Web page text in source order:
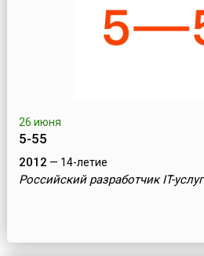
26 июня
5-55
2012 — 14-летие
Российский разработчик IT-услуг